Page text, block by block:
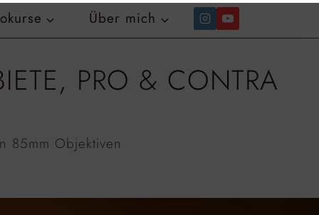
Über mich
PRO & CONTRA
85mm Objektiven